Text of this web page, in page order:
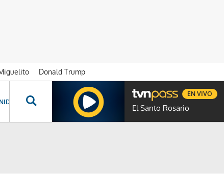
Donald Trump
ESPECIALES NOVELAS GENTE TVN
El Santo Rosario
EN VIVO